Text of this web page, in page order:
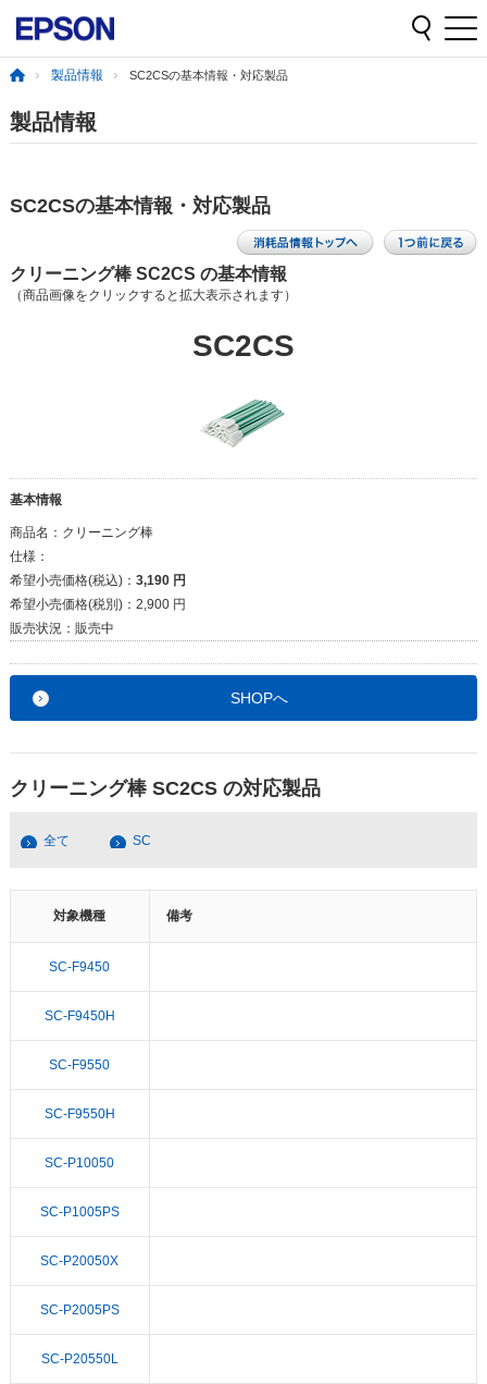
製品情報 SC2CSの基本情報・対応製品
製品情報
SC2CSの基本情報・対応製品
クリーニング棒 SC2CS の基本情報
（商品画像をクリックすると拡大表示されます）
SC2CS
基本情報
商品名： クリーニング棒
仕様：
希望小売価格(税込)： 3,190 円
希望小売価格(税別)： 2,900 円
販売状況： 販売中
SHOPへ
クリーニング棒 SC2CS の対応製品
全て SC
対象機種 備考
SC-F9450
SC-F9450H
SC-F9550
SC-F9550H
SC-P10050
SC-P1005PS
SC-P20050X
SC-P2005PS
SC-P20550L